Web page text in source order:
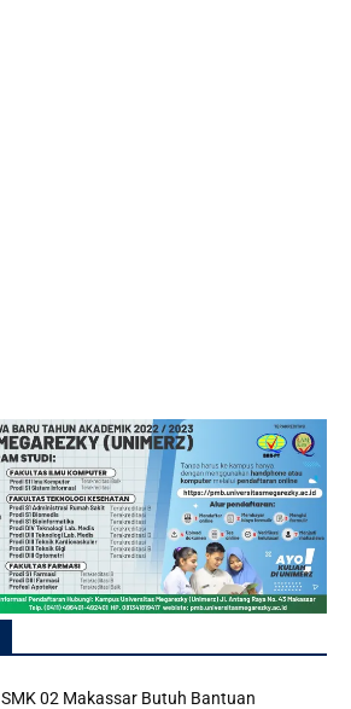
SMK 02 Makassar Butuh Bantuan